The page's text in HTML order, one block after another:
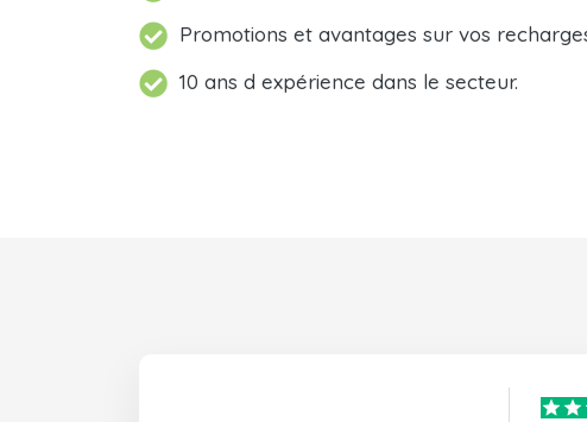
Promotions et avantages sur vos
10 ans d expérience dans le secteur.